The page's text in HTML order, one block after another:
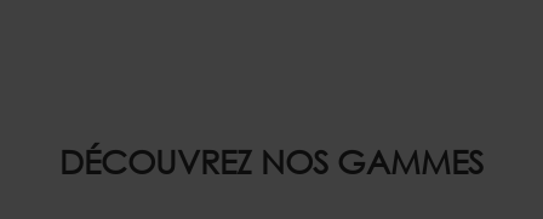
DÉCOUVREZ NOS GAMMES